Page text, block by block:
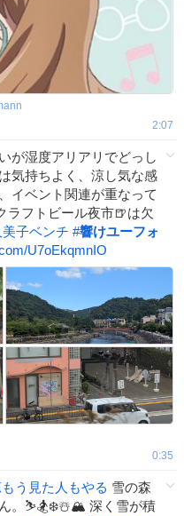
2:07
湿度アリアリでどっし
気持ちよく、涼し気な感
イベント関連が重なって
ラフトビール夜市🍺は欠
美子ベンチ #響けユーフォ
U7oEkqmnIO
0:35
う見た人もやる 雪の森
ん。⛷️🏂❄️☃️🏔️ 深く雪が積